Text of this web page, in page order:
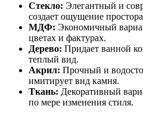
Стекло: Элегантный и
создает ощущение
МДФ: Экономичный
цветах и фактурах.
Дерево: Придает ванной
теплый вид.
Акрил: Прочный и
имитирует вид камня.
Ткань: Декоративный
по мере изменения стиля.